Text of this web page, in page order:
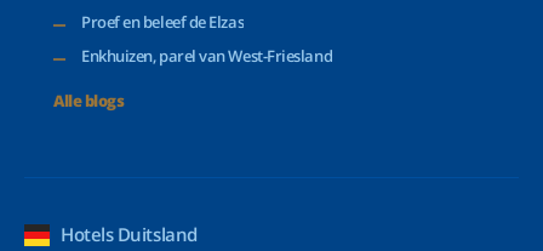
Proef en beleef de Elzas
Enkhuizen, parel van West-Friesland
Alle blogs
Hotels Duitsland